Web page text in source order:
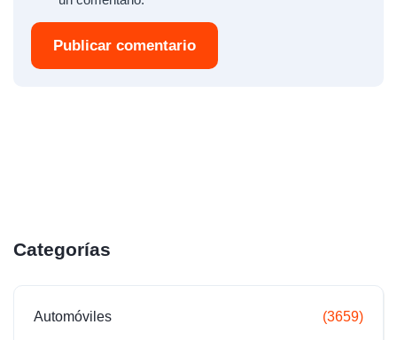
Publicar comentario
Categorías
Automóviles (3659)